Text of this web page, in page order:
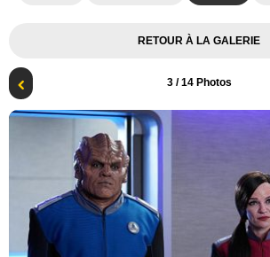
RETOUR À LA GALERIE
3/ 14 Photos